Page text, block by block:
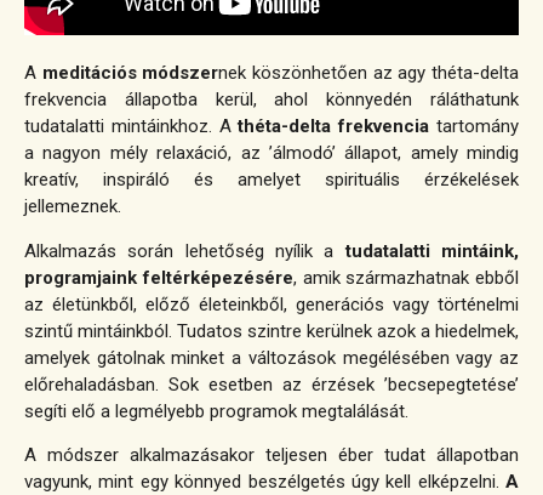
A meditációs módszernek köszönhetően az agy théta-delta
frekvencia állapotba kerül, ahol könnyedén ráláthatunk
tudatalatti mintáinkhoz. Athéta-delta frekvencia tartomány
a nagyon mély relaxáció, az ’álmodó’ állapot, amely mindig
kreatív, inspiráló és amelyet spirituális érzékelések
jellemeznek.
Alkalmazás során lehetőség nyílik atudatalatti mintáink,
programjaink feltérképezésére, amik származhatnak ebből
az életünkből, előző életeinkből, generációs vagy történelmi
szintű mintáinkból. Tudatos szintre kerülnek azok a hiedelmek,
amelyek gátolnak minket a változások megélésében vagy az
előrehaladásban. Sok esetben az érzések ’becsepegtetése’
segíti elő a legmélyebb programok megtalálását.
A módszer alkalmazásakor teljesen éber tudat állapotban
vagyunk, mint egy könnyed beszélgetés úgy kell elképzelni. A